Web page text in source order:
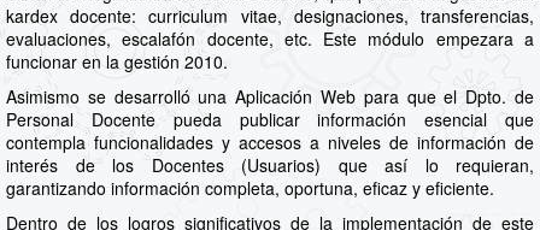
kardex docente: curriculum vitae, designaciones, transferencias,
evaluaciones, escalafón docente, etc. Este módulo empezara a
funcionar en la gestión 2010.
Asimismo se desarrolló una Aplicación Web para que el Dpto. de
Personal Docente pueda publicar información esencial que
contempla funcionalidades y accesos a niveles de información de
interés de los Docentes (Usuarios) que así lo requieran,
garantizando información completa, oportuna, eficaz y eficiente.
Dentro de los logros significativos de la implementación de este